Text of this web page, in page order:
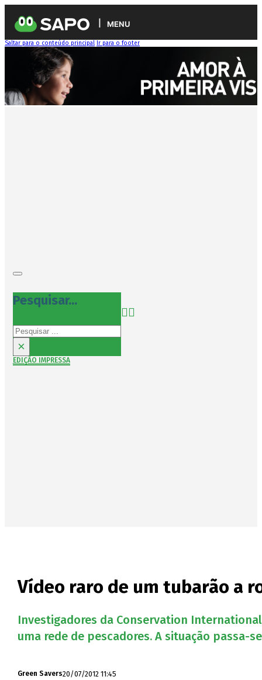
MENU
Saltar para o conteúdo principal Ir para o footer
Pesquisar...
Pesquisar
×
EDIÇÃO IMPRESSA
Vídeo raro de um tubarão a
Investigadores da Conservation
uma rede de pescadores. A situação passa-
Green Savers20/07/2012 11:45